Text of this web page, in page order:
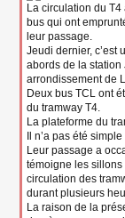
La circulation du
bus qui ont
leur passage.
Jeudi dernier, c’est
abords de la station
arrondissement de
Deux bus TCL ont
du tramway T4.
La plateforme du
Il n’a pas été
Leur passage a
témoigne les
circulation des
durant plusieurs
La raison de la